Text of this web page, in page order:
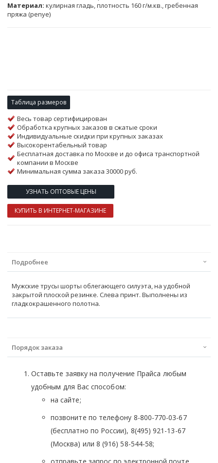
Материал: кулирная гладь, плотность 160 г/м.кв., гребенная
пряжа (penye)
Таблица размеров
Весь товар сертифицирован
Обработка крупных заказов в сжатые сроки
Индивидуальные скидки при крупных заказах
Высокорентабельный товар
Бесплатная доставка по Москве и до офиса транспортной
компании в Москве
Минимальная сумма заказа 30000 руб.
УЗНАТЬ ОПТОВЫЕ ЦЕНЫ
КУПИТЬ В ИНТЕРНЕТ-МАГАЗИНЕ
Подробнее
Мужские трусы шорты облегающего силуэта, на удобной
закрытой плоской резинке. Слева принт. Выполнены из
гладкокрашенного полотна.
Порядок заказа
Оставьте заявку на получение Прайса любым
удобным для Вас способом:
на сайте;
позвоните по телефону 8-800-770-03-67
(бесплатно по России), 8(495) 921-13-67
(Москва) или 8 (916) 58-544-58;